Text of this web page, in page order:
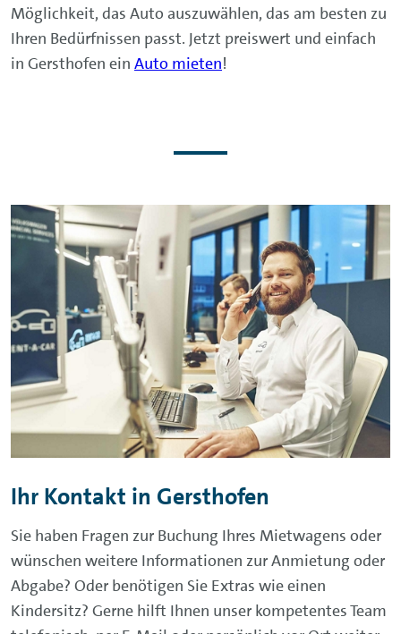
Möglichkeit, das Auto auszuwählen, das am besten zu
Ihren Bedürfnissen passt. Jetzt preiswert und einfach
in Gersthofen ein Auto mieten!
Ihr Kontakt in Gersthofen
Sie haben Fragen zur Buchung Ihres Mietwagens oder
wünschen weitere Informationen zur Anmietung oder
Abgabe? Oder benötigen Sie Extras wie einen
Kindersitz? Gerne hilft Ihnen unser kompetentes Team